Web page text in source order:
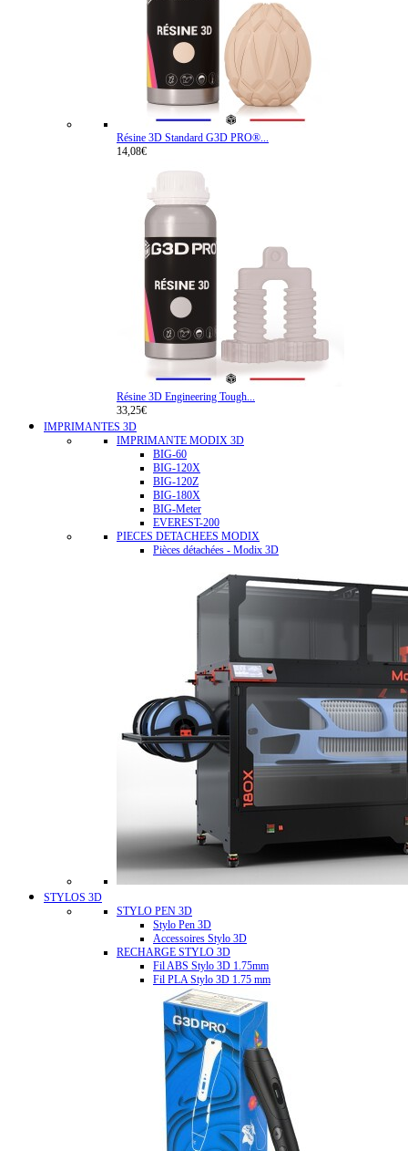
Résine 3D Standard G3D PRO®...
14,08€
Résine 3D Engineering Tough...
33,25€
IMPRIMANTES 3D
IMPRIMANTE MODIX 3D
BIG-60
BIG-120X
BIG-120Z
BIG-180X
BIG-Meter
EVEREST-200
PIECES DETACHEES MODIX
Pièces détachées - Modix 3D
STYLOS 3D
STYLO PEN 3D
Stylo Pen 3D
Accessoires Stylo 3D
RECHARGE STYLO 3D
Fil ABS Stylo 3D 1.75mm
Fil PLA Stylo 3D 1.75 mm